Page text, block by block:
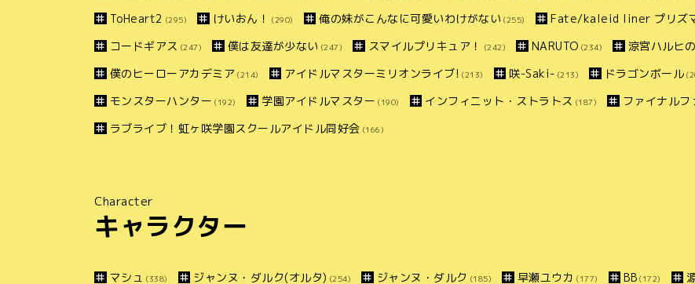
ToHeart2 (295) けいおん！ (290) 俺の妹がこんなに可愛いわけがない (255) Fate/kaleid liner プリズ
コードギアス (247) 僕は友達が少ない (247) スマイルプリキュア！ (242) NARUTO (234) 涼宮ハルヒ
僕のヒーローアカデミア (214) アイドルマスターミリオンライブ! (213) 咲-Saki- (213) ドラゴンボール
モンスターハンター (192) 学園アイドルマスター (190) インフィニット・ストラトス (187) ファイナルフ
ラブライブ！虹ヶ咲学園スクールアイドル同好会 (166)
Character
キャラクター
マシュ (338) ジャンヌ・ダルク(オルタ) (254) ジャンヌ・ダルク (185) 早瀬ユウカ (177) BB (172)